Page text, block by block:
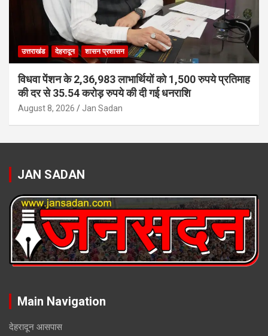
उत्तराखंड देहरादून शासन प्रशासन
विधवा पेंशन के 2,36,983 लाभार्थियों को 1,500 रुपये प्रतिमाह
की दर से 35.54 करोड़ रुपये की दी गई धनराशि
August 8, 2026 Jan Sadan
JAN SADAN
Main Navigation
देहरादून आसपास